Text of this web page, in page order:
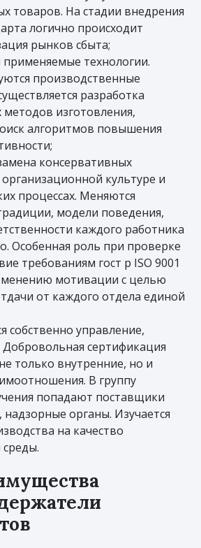
товаров. На стадии внедрения
логично происходит
рынков сбыта;
технологии.
производственные
разработка
изготовления,
алгоритмов повышения
консервативных
культуре и
процессах. Меняются
модели поведения,
каждого работника
Особенная роль при проверке
требованиям гост р ISO 9001
мотивации с целью
от каждого отдела единой
собственно управление,
сертификация
только внутренние, но и
В группу
попадают поставщики
надзорные органы. Изучается
на качество